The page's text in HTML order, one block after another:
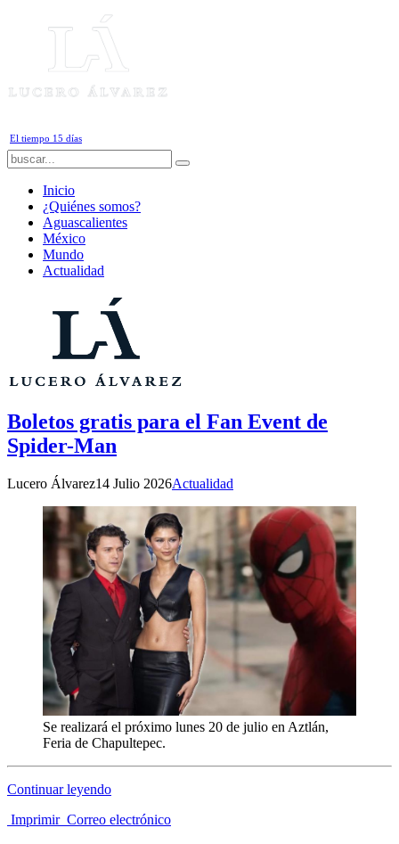
El tiempo 15 días
Inicio
¿Quiénes somos?
Aguascalientes
México
Mundo
Actualidad
Boletos gratis para el Fan Event de
Spider-Man
Lucero Álvarez14 Julio 2026Actualidad
Se realizará el próximo lunes 20 de julio en Aztlán,
Feria de Chapultepec.
Continuar leyendo
Imprimir Correo electrónico